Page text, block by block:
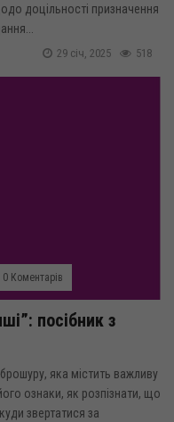
доцільності призначення
518
29 січ, 2025
0 Коментарів
посібник з
яка містить важливу
ознаки, як розпізнати, що
звертатися за